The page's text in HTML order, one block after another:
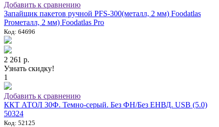
Добавить к сравнению
Запайщик пакетов ручной PFS-300(металл, 2 мм) Foodatlas
Proметалл, 2 мм) Foodatlas Pro
Код: 64696
2 261 р.
Узнать скидку!
1
Добавить к сравнению
ККТ АТОЛ 30Ф. Темно-серый. Без ФН/Без ЕНВД. USB (5.0)
50324
Код: 52125